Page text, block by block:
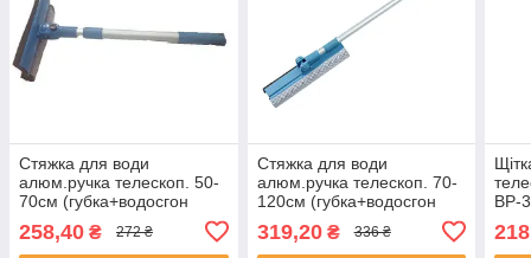
Стяжка для води
алюм.ручка телескоп. 50-
70см (губка+водосгон
20см/угол наклона) BP-30
BI-Plast
258,40 ₴ 272 ₴
Стяжка для води
алюм.ручка телескоп. 70-
120см (губка+водосгон
30см/угол наклона) BP-50
BI-Plast
319,20₴ 336 ₴
BP-